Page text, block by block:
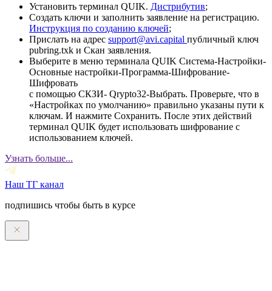
Установить терминал QUIK. Дистрибутив;
Создать ключи и заполнить заявление на регистрацию.
Инструкция по созданию ключей;
Прислать на адрес support@avi.capital публичный ключ
pubring.txk и Скан заявления.
Выберите в меню терминала QUIK Система-Настройки-
Основные настройки-Программа-Шифрование-
Шифровать
с помощью СКЗИ- Qrypto32-Выбрать. Проверьте, что в
«Настройках по умолчанию» правильно указаны пути к
ключам. И нажмите Сохранить. После этих действий
терминал QUIK будет использовать шифрование с
использованием ключей.
Узнать больше...
Наш ТГ канал
подпишись чтобы быть в курсе